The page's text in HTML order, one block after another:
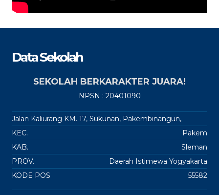
Data Sekolah
SEKOLAH BERKARAKTER JUARA!
NPSN : 20401090
Jalan Kaliurang KM. 17, Sukunan, Pakembinangun,
KEC.
Pakem
KAB.
Sleman
PROV.
Daerah Istimewa Yogyakarta
KODE POS
55582